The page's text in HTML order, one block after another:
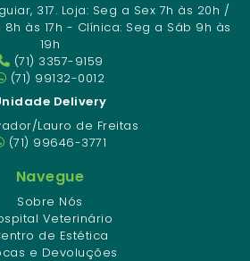
317. Loja: Seg a Sex 7h às 20h /
às 17h - Clínica: Seg a Sáb 9h às
19h
(71) 3357-9159
(71) 99132-0012
Delivery
Lauro de Freitas
(71) 99646-3771
Navegue
Sobre Nós
Veterinário
de Estética
e Devoluções